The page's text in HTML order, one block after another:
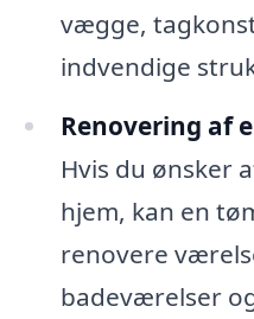
vægge,
indvendige
Renovering af
Hvis du ønsker
hjem, kan en
renovere
badeværelser